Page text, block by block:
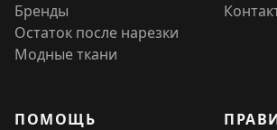
Бренды
Остаток после нарезки
Модные ткани
ПОМОЩЬ